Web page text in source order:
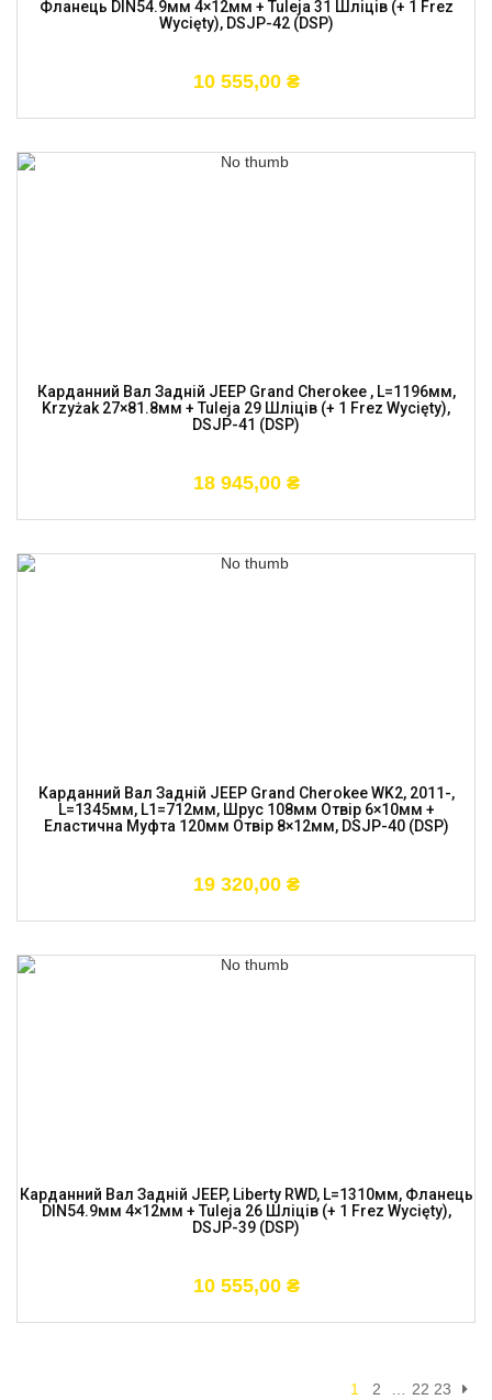
Фланець DIN54.9мм 4×12мм + Tuleja 31 Шліців (+ 1 Frez
Wycięty), DSJP-42 (DSP)
10 555,00 ₴
Карданний Вал Задній JEEP Grand Cherokee , L=1196мм,
Krzyżak 27×81.8мм + Tuleja 29 Шліців (+ 1 Frez Wycięty),
DSJP-41 (DSP)
18 945,00 ₴
Карданний Вал Задній JEEP Grand Cherokee WK2, 2011-,
L=1345мм, L1=712мм, Шрус 108мм Отвір 6×10мм +
Еластична Муфта 120мм Отвір 8×12мм, DSJP-40 (DSP)
19 320,00 ₴
Карданний Вал Задній JEEP, Liberty RWD, L=1310мм, Фланець
DIN54.9мм 4×12мм + Tuleja 26 Шліців (+ 1 Frez Wycięty),
DSJP-39 (DSP)
10 555,00 ₴
1 2 … 22 23